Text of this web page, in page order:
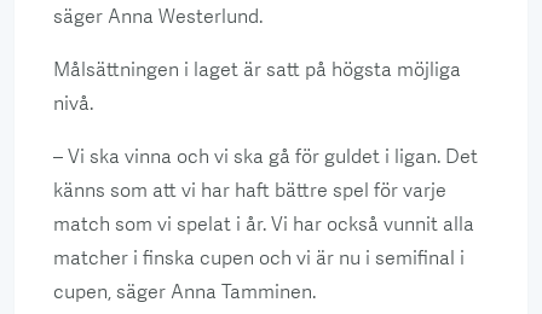
säger Anna Westerlund.
Målsättningen i laget är satt på högsta möjliga
nivå.
– Vi ska vinna och vi ska gå för guldet i ligan. Det
känns som att vi har haft bättre spel för varje
match som vi spelat i år. Vi har också vunnit alla
matcher i finska cupen och vi är nu i semifinal i
cupen, säger Anna Tamminen.